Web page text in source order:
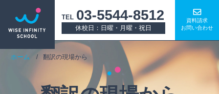
TEL 03-5544-8512
休校日：日曜・月曜・祝日
資料請求
お問い合わせ
ホーム 翻訳の現場から